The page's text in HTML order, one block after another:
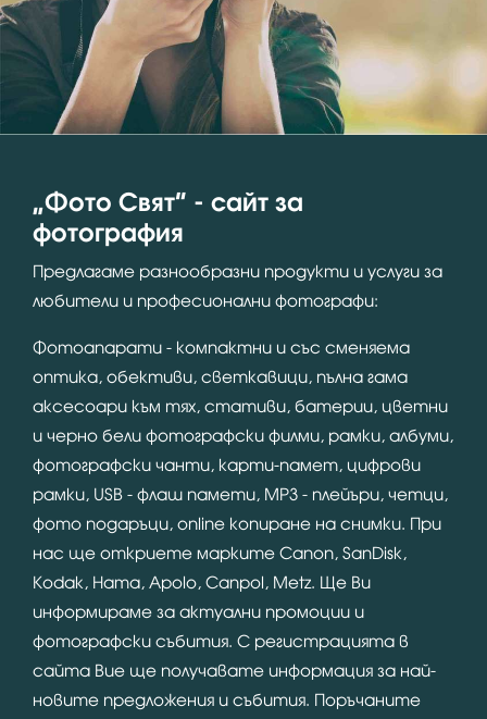
“Фото Свят” - сайт за
фотография
Предлагаме разнообразни продукти и услуги за
любители и професионални фотографи:
Фотоапарати - компактни и със сменяема
оптика, обективи, светкавици, пълна гама
аксесоари към тях, стативи, батерии, цветни
и черно бели фотографски филми, рамки, албуми,
фотографски чанти, карти-памет, цифрови
рамки, USB - флаш памети, MP3 - плейъри, четци,
фото подаръци, online копиране на снимки. При
нас ще откриете марките Canon, SanDisk,
Kodak, Hama, Apolo, Canpol, Metz. Ще Ви
информираме за актуални промоции и
фотографски събития. С регистрацията в
сайта Вие ще получавате информация за най-
новите предложения и събития. Поръчаните